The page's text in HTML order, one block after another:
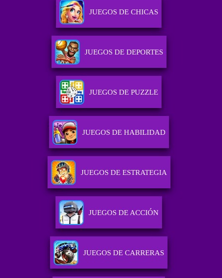
JUEGOS DE CHICAS
JUEGOS DE DEPORTES
JUEGOS DE PUZZLE
JUEGOS DE HABILIDAD
JUEGOS DE ESTRATEGIA
JUEGOS DE ACCIÓN
JUEGOS DE CARRERAS